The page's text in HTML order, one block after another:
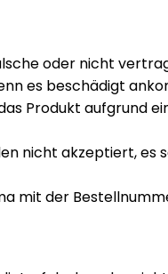
oder nicht
es beschädigt
Produkt aufgrund
nicht akzeptiert,
mit der